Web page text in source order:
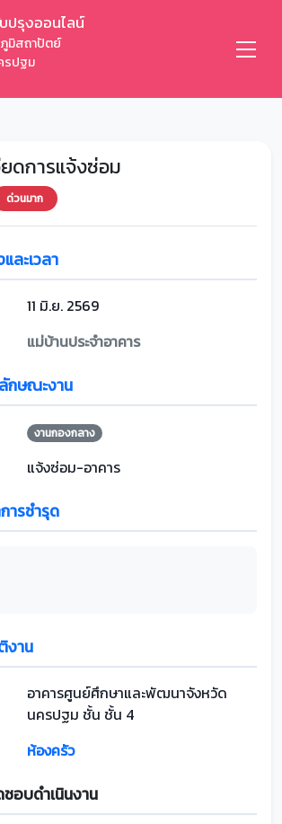
ปรุงออนไลน์
มิสถาปัตย์
รปฐม
ยดการแจ้งซ่อม
ด่วนมาก
ละเวลา
11 มิ.ย. 2569
แม่บ้านประจำอาคาร
กษณะงาน
งานกองกลาง
แจ้งซ่อม-อาคาร
ารชำรุด
งาน
อาคารศูนย์ศึกษาและพัฒนาจังหวัด
นครปฐม ชั้น ชั้น 4
ห้องครัว
อบดำเนินงาน